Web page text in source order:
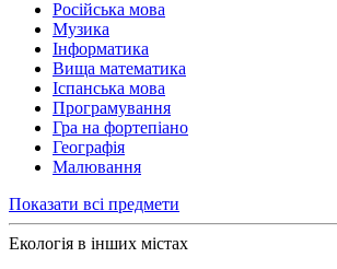
Російська мова
Музика
Інформатика
Вища математика
Іспанська мова
Програмування
Гра на фортепіано
Географія
Малювання
Показати всі предмети
Екологія в інших містах